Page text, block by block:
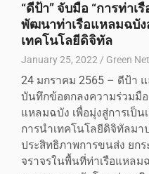
“ดีป้า” จับมือ “การท่าเ
พัฒนาท่าเรือแหลมฉบัง
เทคโนโลยีดิจิทัล
January 25, 2022 Green
24 มกราคม 2565 – ดีป้า
บันทึกข้อตกลงความร่วมมื
แหลมฉบัง เพื่อมุ่งสู่การเป็
การนำเทคโนโลยีดิจิทัลมา
ประสิทธิภาพการขนส่ง ยก
จราจรในพื้นที่ท่าเรือแหลม